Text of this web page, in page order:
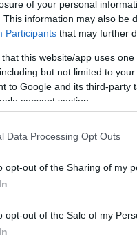
of your personal
This information may also be
Participants that may further
that this website/app uses
but not limited to
to Google and its third-party
consent section.
Data Processing Opt Outs
opt-out of the Sharing of my
opt-out of the Sale of my
informatica
emerge una
di sicurezza tra le
dotate di un numero
media un numero
nasconde
di scala, si
la loro sicurezza.